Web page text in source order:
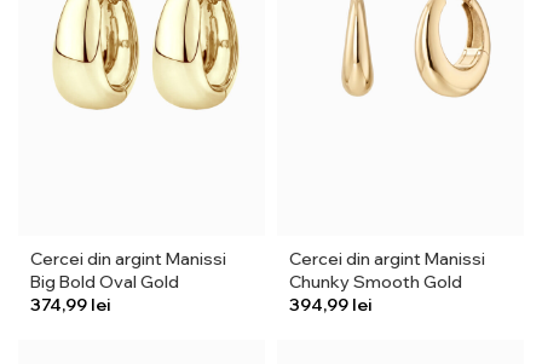
Cercei din argint Manissi
Big Bold Oval Gold
lei
Cercei din argint Manissi
Chunky Smooth Gold
lei